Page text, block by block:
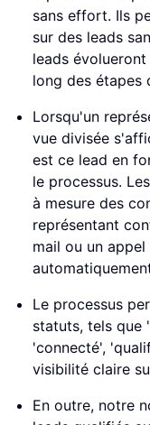
sans effort. Ils
sur des leads
leads
long des étapes
Lorsqu'un
vue divisée
est ce lead en
le processus.
à mesure des
représentant
mail ou un
Le processus
statuts, tels que
'connecté',
visibilité claire
En outre, notre